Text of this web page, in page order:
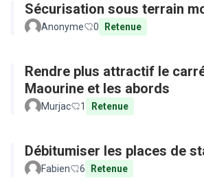
Sécurisation sous terrain
Anonyme 0 Retenue
Rendre plus attractif le
Maourine et les abords
Murjac 1 Retenue
Débitumiser les places de
Fabien 6 Retenue